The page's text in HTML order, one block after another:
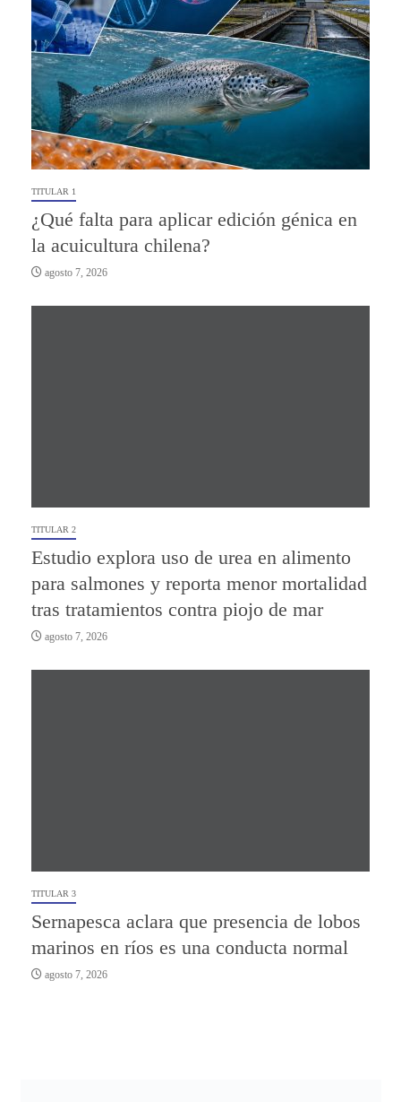
TITULAR 1
¿Qué falta para aplicar edición génica en
la acuicultura chilena?
agosto 7, 2026
TITULAR 2
Estudio explora uso de urea en alimento
para salmones y reporta menor mortalidad
tras tratamientos contra piojo de mar
agosto 7, 2026
TITULAR 3
Sernapesca aclara que presencia de lobos
marinos en ríos es una conducta normal
agosto 7, 2026